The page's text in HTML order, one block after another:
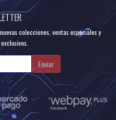
colecciones, ventas especiales y
Enviar